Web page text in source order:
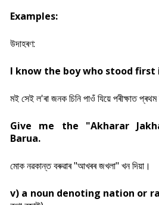
Examples:
উদাহৰণ:
I know the boy who stood
মই সেই ল'ৰা জনক চিনি পাওঁ যিয়ে পৰীক্ষাত প্ৰথম
Give me the "Akharar
Barua.
মোক নৱকান্ত বৰুৱাৰ "আখৰৰ জখলা" খন দিয়া।
v) a noun denoting nation or